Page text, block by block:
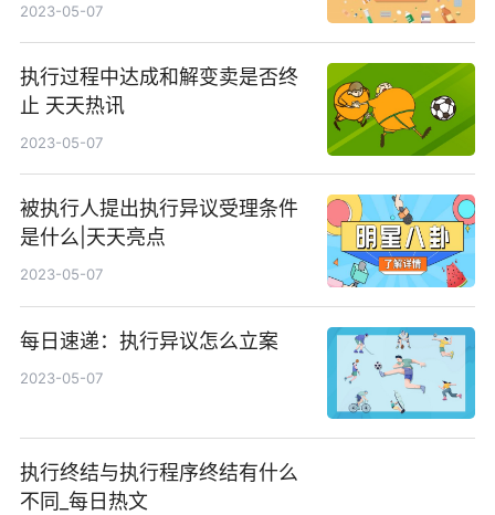
2023-05-07
执行过程中达成和解变卖是否终
止 天天热讯
2023-05-07
被执行人提出执行异议受理条件
是什么|天天亮点
2023-05-07
每日速递：执行异议怎么立案
2023-05-07
执行终结与执行程序终结有什么
不同_每日热文